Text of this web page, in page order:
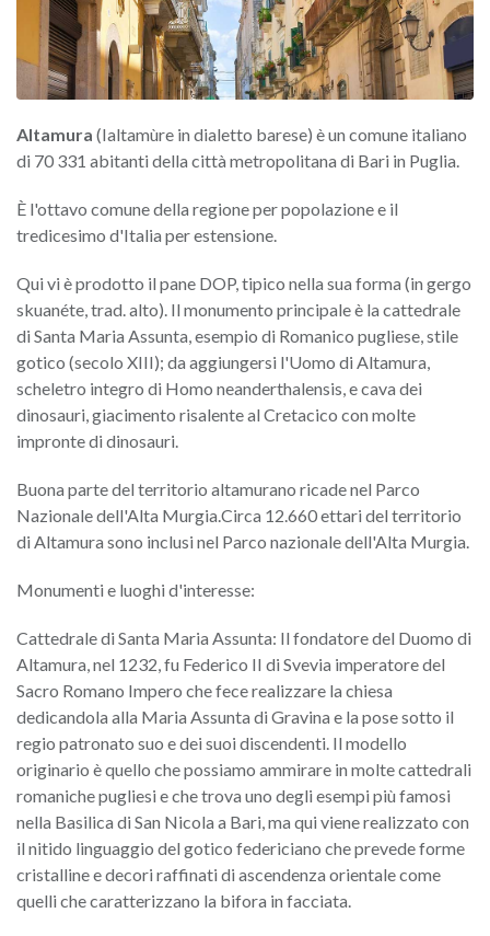
Altamura (Ialtamùre in dialetto barese) è un comune italiano
di 70 331 abitanti della città metropolitana di Bari in Puglia.
È l'ottavo comune della regione per popolazione e il
tredicesimo d'Italia per estensione.
Qui vi è prodotto il pane DOP, tipico nella sua forma (in gergo
skuanéte, trad. alto). Il monumento principale è la cattedrale
di Santa Maria Assunta, esempio di Romanico pugliese, stile
gotico (secolo XIII); da aggiungersi l'Uomo di Altamura,
scheletro integro di Homo neanderthalensis, e cava dei
dinosauri, giacimento risalente al Cretacico con molte
impronte di dinosauri.
Buona parte del territorio altamurano ricade nel Parco
Nazionale dell'Alta Murgia.Circa 12.660 ettari del territorio
di Altamura sono inclusi nel Parco nazionale dell'Alta Murgia.
Monumenti e luoghi d'interesse:
Cattedrale di Santa Maria Assunta: Il fondatore del Duomo di
Altamura, nel 1232, fu Federico II di Svevia imperatore del
Sacro Romano Impero che fece realizzare la chiesa
dedicandola alla Maria Assunta di Gravina e la pose sotto il
regio patronato suo e dei suoi discendenti. Il modello
originario è quello che possiamo ammirare in molte cattedrali
romaniche pugliesi e che trova uno degli esempi più famosi
nella Basilica di San Nicola a Bari, ma qui viene realizzato con
il nitido linguaggio del gotico federiciano che prevede forme
cristalline e decori raffinati di ascendenza orientale come
quelli che caratterizzano la bifora in facciata.